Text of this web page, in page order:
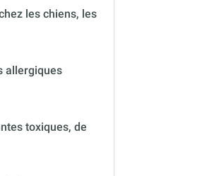
les chiens, les
allergiques
toxiques, de